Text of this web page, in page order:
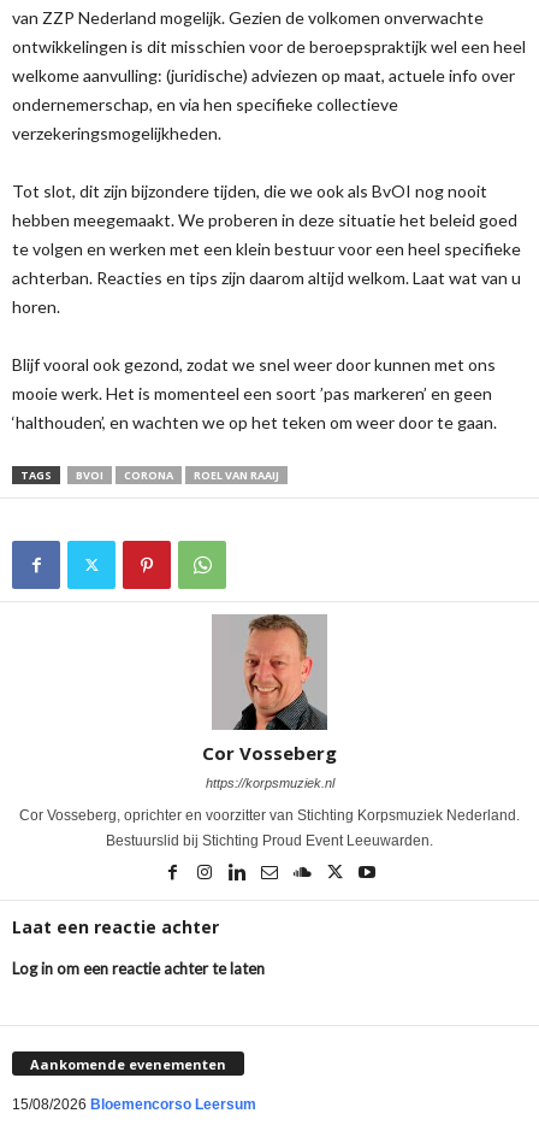
van ZZP Nederland mogelijk. Gezien de volkomen onverwachte
ontwikkelingen is dit misschien voor de beroepspraktijk wel een heel
welkome aanvulling: (juridische) adviezen op maat, actuele info over
ondernemerschap, en via hen specifieke collectieve
verzekeringsmogelijkheden.
Tot slot, dit zijn bijzondere tijden, die we ook als BvOI nog nooit
hebben meegemaakt. We proberen in deze situatie het beleid goed
te volgen en werken met een klein bestuur voor een heel specifieke
achterban. Reacties en tips zijn daarom altijd welkom. Laat wat van u
horen.
Blijf vooral ook gezond, zodat we snel weer door kunnen met ons
mooie werk. Het is momenteel een soort ’pas markeren’ en geen
‘halthouden’, en wachten we op het teken om weer door te gaan.
TAGS BVOI CORONA ROEL VAN RAAIJ
Cor Vosseberg
https://korpsmuziek.nl
Cor Vosseberg, oprichter en voorzitter van Stichting Korpsmuziek Nederland.
Bestuurslid bij Stichting Proud Event Leeuwarden.
Laat een reactie achter
Log in om een reactie achter te laten
Aankomende evenementen
15/08/2026 Bloemencorso Leersum